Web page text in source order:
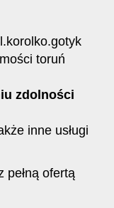
toruń
zdolności
inne usługi
pełną ofertą